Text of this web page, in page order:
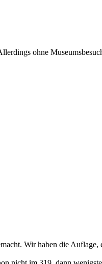
ohne
Wir haben die